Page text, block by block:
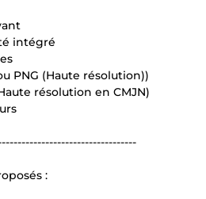
intégré
PNG (Haute résolution))
résolution en CMJN)
: